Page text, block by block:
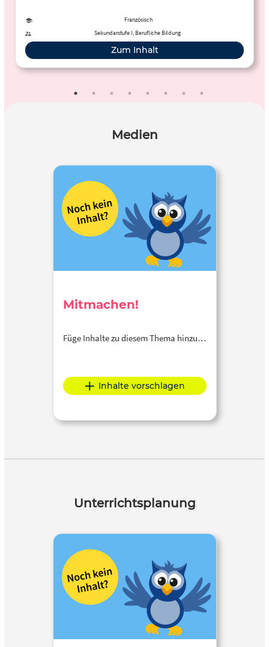
Französisch
Sekundarstufe I, Berufliche Bildung
Zum Inhalt
Medien
Mitmachen!
Füge Inhalte zu diesem Thema hinzu…
Inhalte vorschlagen
Unterrichtsplanung